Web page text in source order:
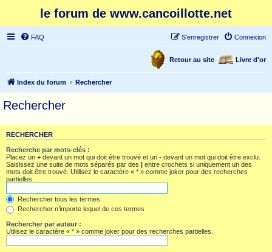
le forum de www.cancoillotte.net
FAQ Connexion
S’enregistrer
Livre d'or
Retour au site
Index du forum Rechercher
Rechercher
RECHERCHER
Recherche par mots-clés :
Placez un + devant un mot qui doit être trouvé et un - devant un mot qui doit être exclu.
Saisissez une suite de mots séparés par des | entre crochets si uniquement un des
mots doit être trouvé. Utilisez le caractère « * » comme joker pour des recherches
partielles.
Rechercher tous les termes
Rechercher n’importe lequel de ces termes
Rechercher par auteur :
Utilisez le caractère « * » comme joker pour des recherches partielles.